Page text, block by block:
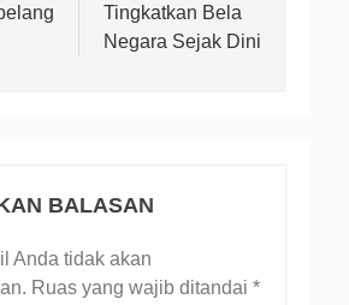
Tingkatkan Bela
Negara Sejak Dini
BALASAN
Anda tidak akan
Ruas yang wajib ditandai *